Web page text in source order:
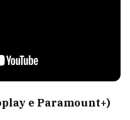
e Paramount+)